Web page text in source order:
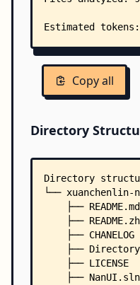
Copy all
Directory
Directory
└── xuanchenlin-
    ├── README.md
├──
    ├── CHANELOG
├──
    ├── LICENSE
    ├── NanUI.sln